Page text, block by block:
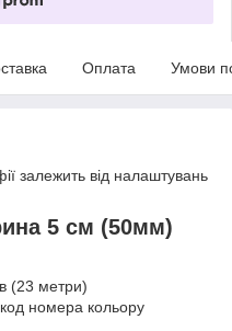
Оплата Умови
залежить від налаштувань
5 см (50мм)
(23 метри)
номера кольору